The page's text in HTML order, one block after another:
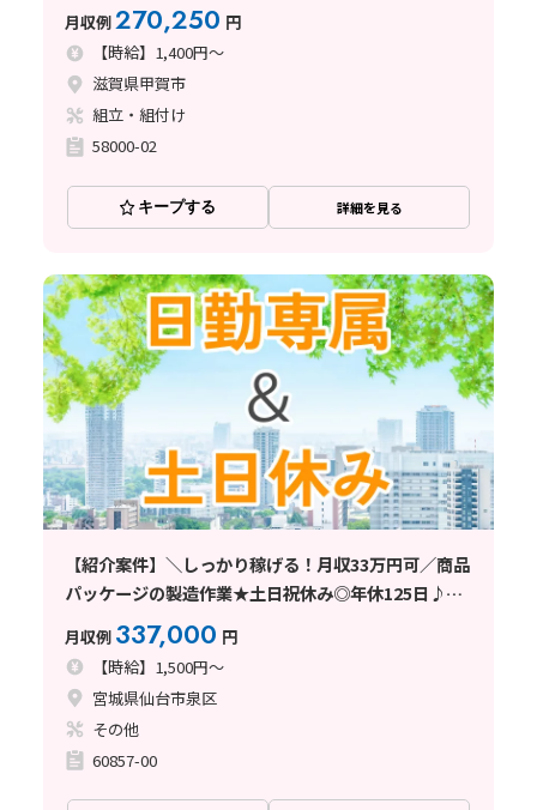
月収例270,250 円
【時給】1,400円～
滋賀県甲賀市
組立・組付け
58000-02
キープする 詳細を見る
【紹介案件】＼しっかり稼げる！月収33万円可／商品
パッケージの製造作業★土日祝休み◎年休125日♪未
経験歓迎
月収例 337,000 円
【時給】1,500円～
宮城県仙台市泉区
その他
60857-00